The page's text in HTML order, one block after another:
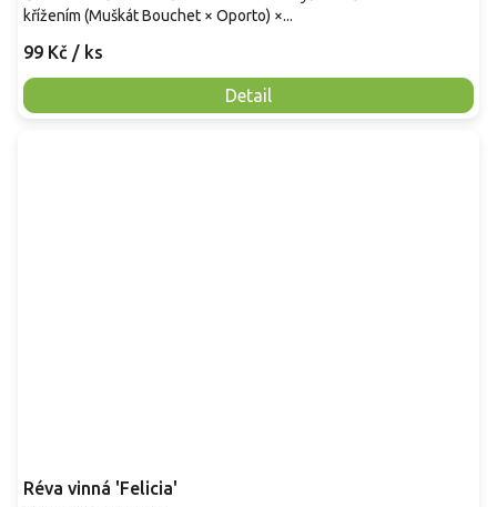
99 Kč / ks
Detail
křížením (Muškát Bouchet × Oporto) ×...
Réva vinná 'Felicia'